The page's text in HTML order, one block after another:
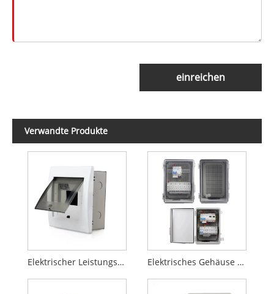
einreichen
Verwandte Produkte
Elektrischer Leistungsschalter, Stromverteilerkasten aus Kunststoff Elektrisches Gehäuse für die Wandmontage aus Kunststoff für den Außenbereich